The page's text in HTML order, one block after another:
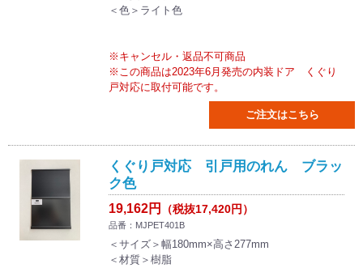
＜色＞ライト色
※キャンセル・返品不可商品
※この商品は2023年6月発売の内装ドア くぐり
戸対応に取付可能です。
ご注文はこちら
くぐり戸対応 引戸用のれん ブラッ
ク色
19,162円 （税抜17,420円）
品番：MJPET401B
＜サイズ＞幅180mm×高さ277mm
＜材質＞樹脂